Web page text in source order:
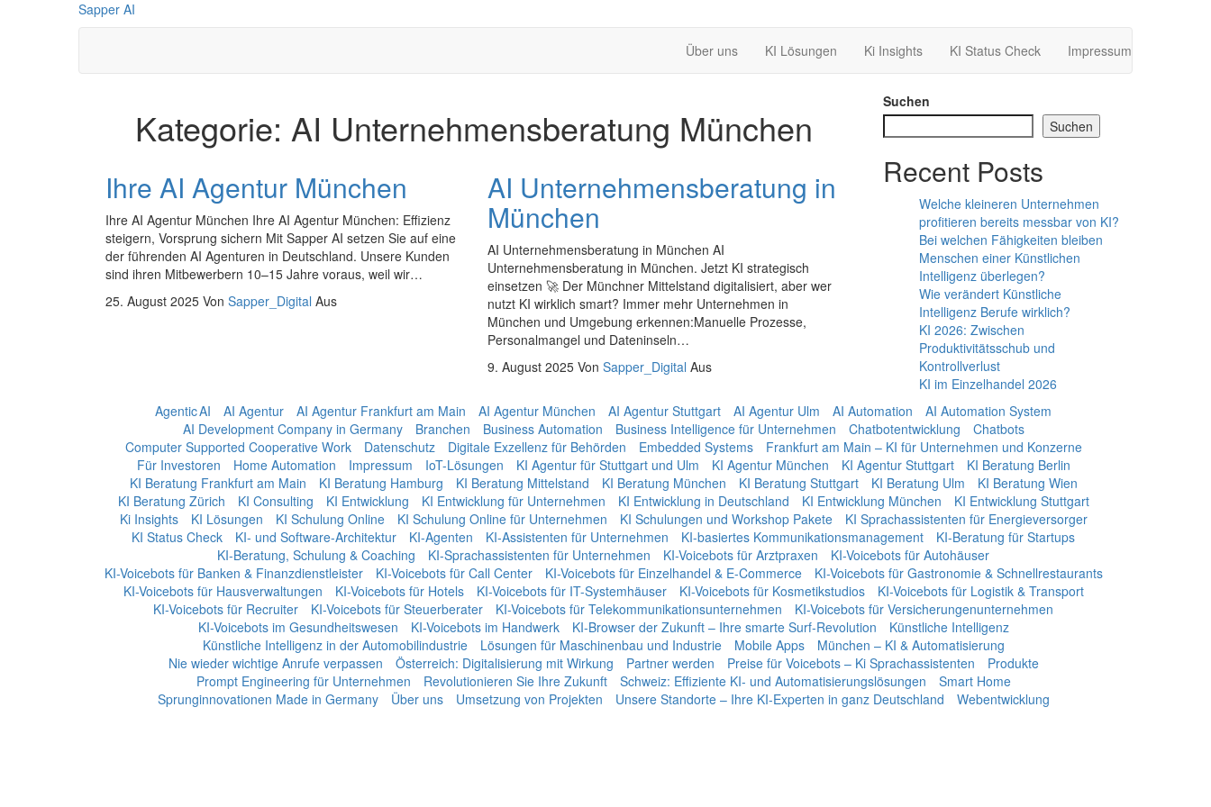
Sapper AI
Über uns KI Lösungen Ki Insights KI Status Check Impressum
Kategorie: AI Unternehmensberatung München
Ihre AI Agentur München
Ihre AI Agentur München Ihre AI Agentur München: Effizienz
steigern, Vorsprung sichern Mit Sapper AI setzen Sie auf eine
der führenden AI Agenturen in Deutschland. Unsere Kunden
sind ihren Mitbewerbern 10–15 Jahre voraus, weil wir…
25. August 2025 Von Sapper_Digital Aus
AI Unternehmensberatung in
München
AI Unternehmensberatung in München AI
Unternehmensberatung in München. Jetzt KI strategisch
einsetzen 🚀 Der Münchner Mittelstand digitalisiert, aber wer
nutzt KI wirklich smart? Immer mehr Unternehmen in
München und Umgebung erkennen:Manuelle Prozesse,
Personalmangel und Dateninseln…
9. August 2025 Von Sapper_Digital Aus
Suchen
Suchen
Recent Posts
Welche kleineren Unternehmen
profitieren bereits messbar von KI?
Bei welchen Fähigkeiten bleiben
Menschen einer Künstlichen
Intelligenz überlegen?
Wie verändert Künstliche
Intelligenz Berufe wirklich?
KI 2026: Zwischen
Produktivitätsschub und
Kontrollverlust
KI im Einzelhandel 2026
Agentic AI
AI Agentur AI Agentur Frankfurt am Main AI Agentur München AI Agentur Stuttgart AI Agentur Ulm AI Automation
AI Automation System
AI Development Company in Germany
Branchen Business Automation Business Intelligence für Unternehmen Chatbotentwicklung
Chatbots
Computer Supported Cooperative Work
Datenschutz Digitale Exzellenz für Behörden Embedded Systems
Frankfurt am Main – KI für Unternehmen und Konzerne
Für Investoren
Home Automation Impressum IoT-Lösungen KI Agentur für Stuttgart und Ulm KI Agentur München KI Agentur Stuttgart
KI Beratung Berlin
KI Beratung Frankfurt am Main
KI Beratung Hamburg KI Beratung Mittelstand KI Beratung München KI Beratung Stuttgart KI Beratung Ulm
KI Beratung Wien
KI Beratung Zürich
KI Consulting KI Entwicklung KI Entwicklung für Unternehmen KI Entwicklung in Deutschland KI Entwicklung München
KI Entwicklung Stuttgart
Ki Insights
KI Lösungen KI Schulung Online KI Schulung Online für Unternehmen KI Schulungen und Workshop Pakete
KI Sprachassistenten für Energieversorger
KI Status Check
KI- und Software-Architektur KI-Agenten KI-Assistenten für Unternehmen KI-basiertes Kommunikationsmanagement
KI-Beratung für Startups
KI-Beratung, Schulung & Coaching
KI-Sprachassistenten für Unternehmen KI-Voicebots für Arztpraxen
KI-Voicebots für Autohäuser
KI-Voicebots für Banken & Finanzdienstleister
KI-Voicebots für Call Center KI-Voicebots für Einzelhandel & E-Commerce
KI-Voicebots für Gastronomie & Schnellrestaurants
KI-Voicebots für Hausverwaltungen
KI-Voicebots für Hotels KI-Voicebots für IT-Systemhäuser KI-Voicebots für Kosmetikstudios
KI-Voicebots für Logistik & Transport
KI-Voicebots für Recruiter
KI-Voicebots für Steuerberater KI-Voicebots für Telekommunikationsunternehmen
KI-Voicebots für Versicherungenunternehmen
KI-Voicebots im Gesundheitswesen
KI-Voicebots im Handwerk KI‑Browser der Zukunft – Ihre smarte Surf‑Revolution
Künstliche Intelligenz
Künstliche Intelligenz in der Automobilindustrie
Lösungen für Maschinenbau und Industrie Mobile Apps
München – KI & Automatisierung
Nie wieder wichtige Anrufe verpassen
Österreich: Digitalisierung mit Wirkung Partner werden Preise für Voicebots – Ki Sprachassistenten
Produkte
Prompt Engineering für Unternehmen
Revolutionieren Sie Ihre Zukunft Schweiz: Effiziente KI- und Automatisierungslösungen
Smart Home
Sprunginnovationen Made in Germany
Über uns Umsetzung von Projekten Unsere Standorte – Ihre KI-Experten in ganz Deutschland Webentwicklung